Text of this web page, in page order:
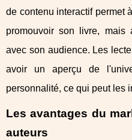
de contenu interactif permet
promouvoir son livre,
avec son audience. Les
avoir un aperçu de
personnalité, ce qui peut les
Les avantages du
auteurs